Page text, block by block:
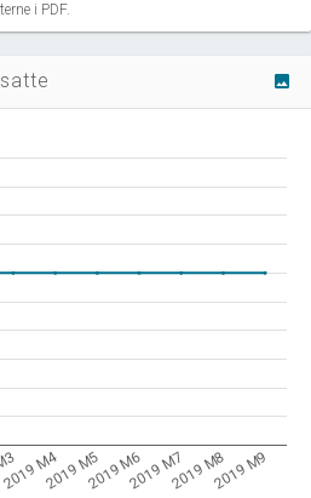
i PDF.
image
2019 M42019 M52019 M62019 M72019 M82019 M9